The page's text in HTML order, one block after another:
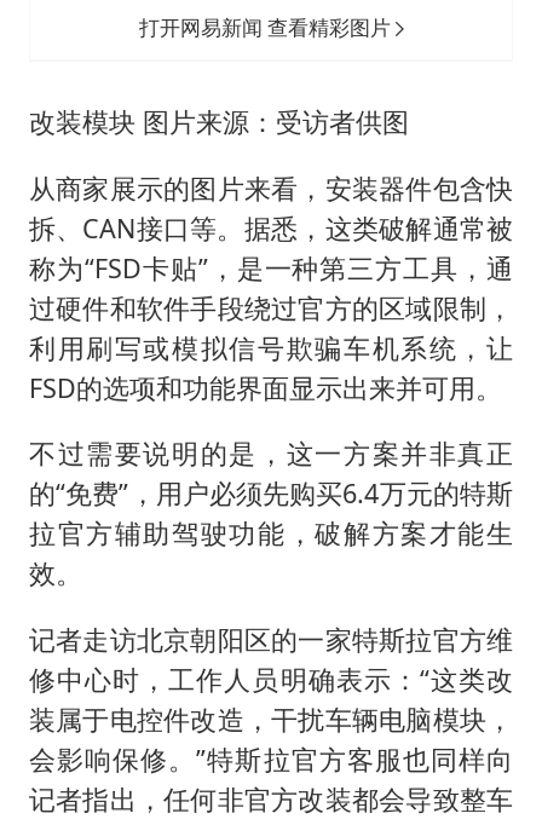
打开网易新闻 查看精彩图片
改装模块 图片来源：受访者供图
从商家展示的图片来看，安装器件包含快
拆、CAN接口等。据悉，这类破解通常被
称为“FSD卡贴”，是一种第三方工具，通
过硬件和软件手段绕过官方的区域限制，
利用刷写或模拟信号欺骗车机系统，让
FSD的选项和功能界面显示出来并可用。
不过需要说明的是，这一方案并非真正
的“免费”，用户必须先购买6.4万元的特斯
拉官方辅助驾驶功能，破解方案才能生
效。
记者走访北京朝阳区的一家特斯拉官方维
修中心时，工作人员明确表示：“这类改
装属于电控件改造，干扰车辆电脑模块，
会影响保修。”特斯拉官方客服也同样向
记者指出，任何非官方改装都会导致整车